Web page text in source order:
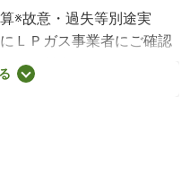
※故意・過失等別途実
ＬＰガス事業者にご確認
グ料金に、エアコンク
ムクリーニング料金は入
関保証加入必須。初回保
料等総額の１％＋８００